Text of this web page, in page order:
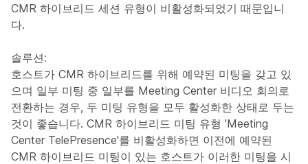
CMR 하이브리드 세션 유형이 비활성화되었기 때문입니
다.
솔루션:
호스트가 CMR 하이브리드를 위해 예약된 미팅을 갖고 있
으며 일부 미팅 중 일부를 Meeting Center 비디오 회의로
전환하는 경우, 두 미팅 유형을 모두 활성화한 상태로 두는
것이 좋습니다. CMR 하이브리드 미팅 유형 'Meeting
Center TelePresence'를 비활성화하면 이전에 예약된
CMR 하이브리드 미팅이 있는 호스트가 이러한 미팅을 시